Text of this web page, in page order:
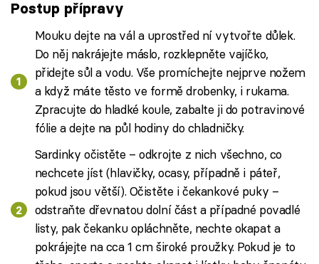
Postup přípravy
Mouku dejte na vál a uprostřed ní vytvořte důlek.
Do něj nakrájejte máslo, rozklepněte vajíčko,
přidejte sůl a vodu. Vše promíchejte nejprve nožem
a když máte těsto ve formě drobenky, i rukama.
Zpracujte do hladké koule, zabalte ji do potravinové
fólie a dejte na půl hodiny do chladničky.
Sardinky očistěte – odkrojte z nich všechno, co
nechcete jíst (hlavičky, ocasy, případně i páteř,
pokud jsou větší). Očistěte i čekankové puky –
odstraňte dřevnatou dolní část a případné povadlé
listy, pak čekanku opláchněte, nechte okapat a
pokrájejte na cca 1 cm široké proužky. Pokud je to